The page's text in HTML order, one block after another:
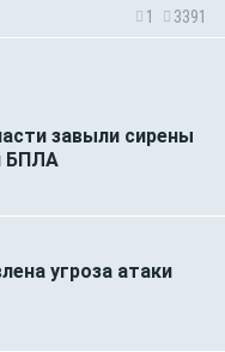
1 3391
завыли сирены
БПЛА
угроза атаки